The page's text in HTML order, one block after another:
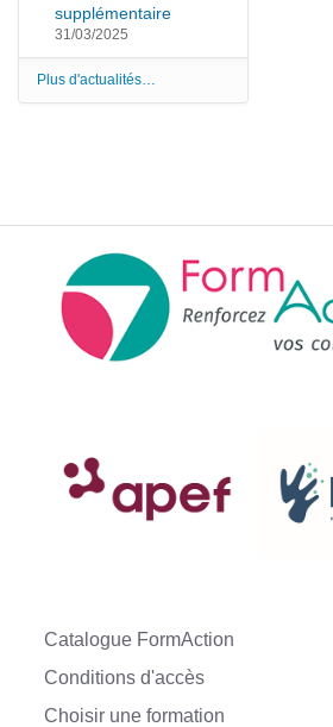
supplémentaire
31/03/2025
Plus d'actualités…
Catalogue FormAction
Conditions d'accès
Choisir une formation